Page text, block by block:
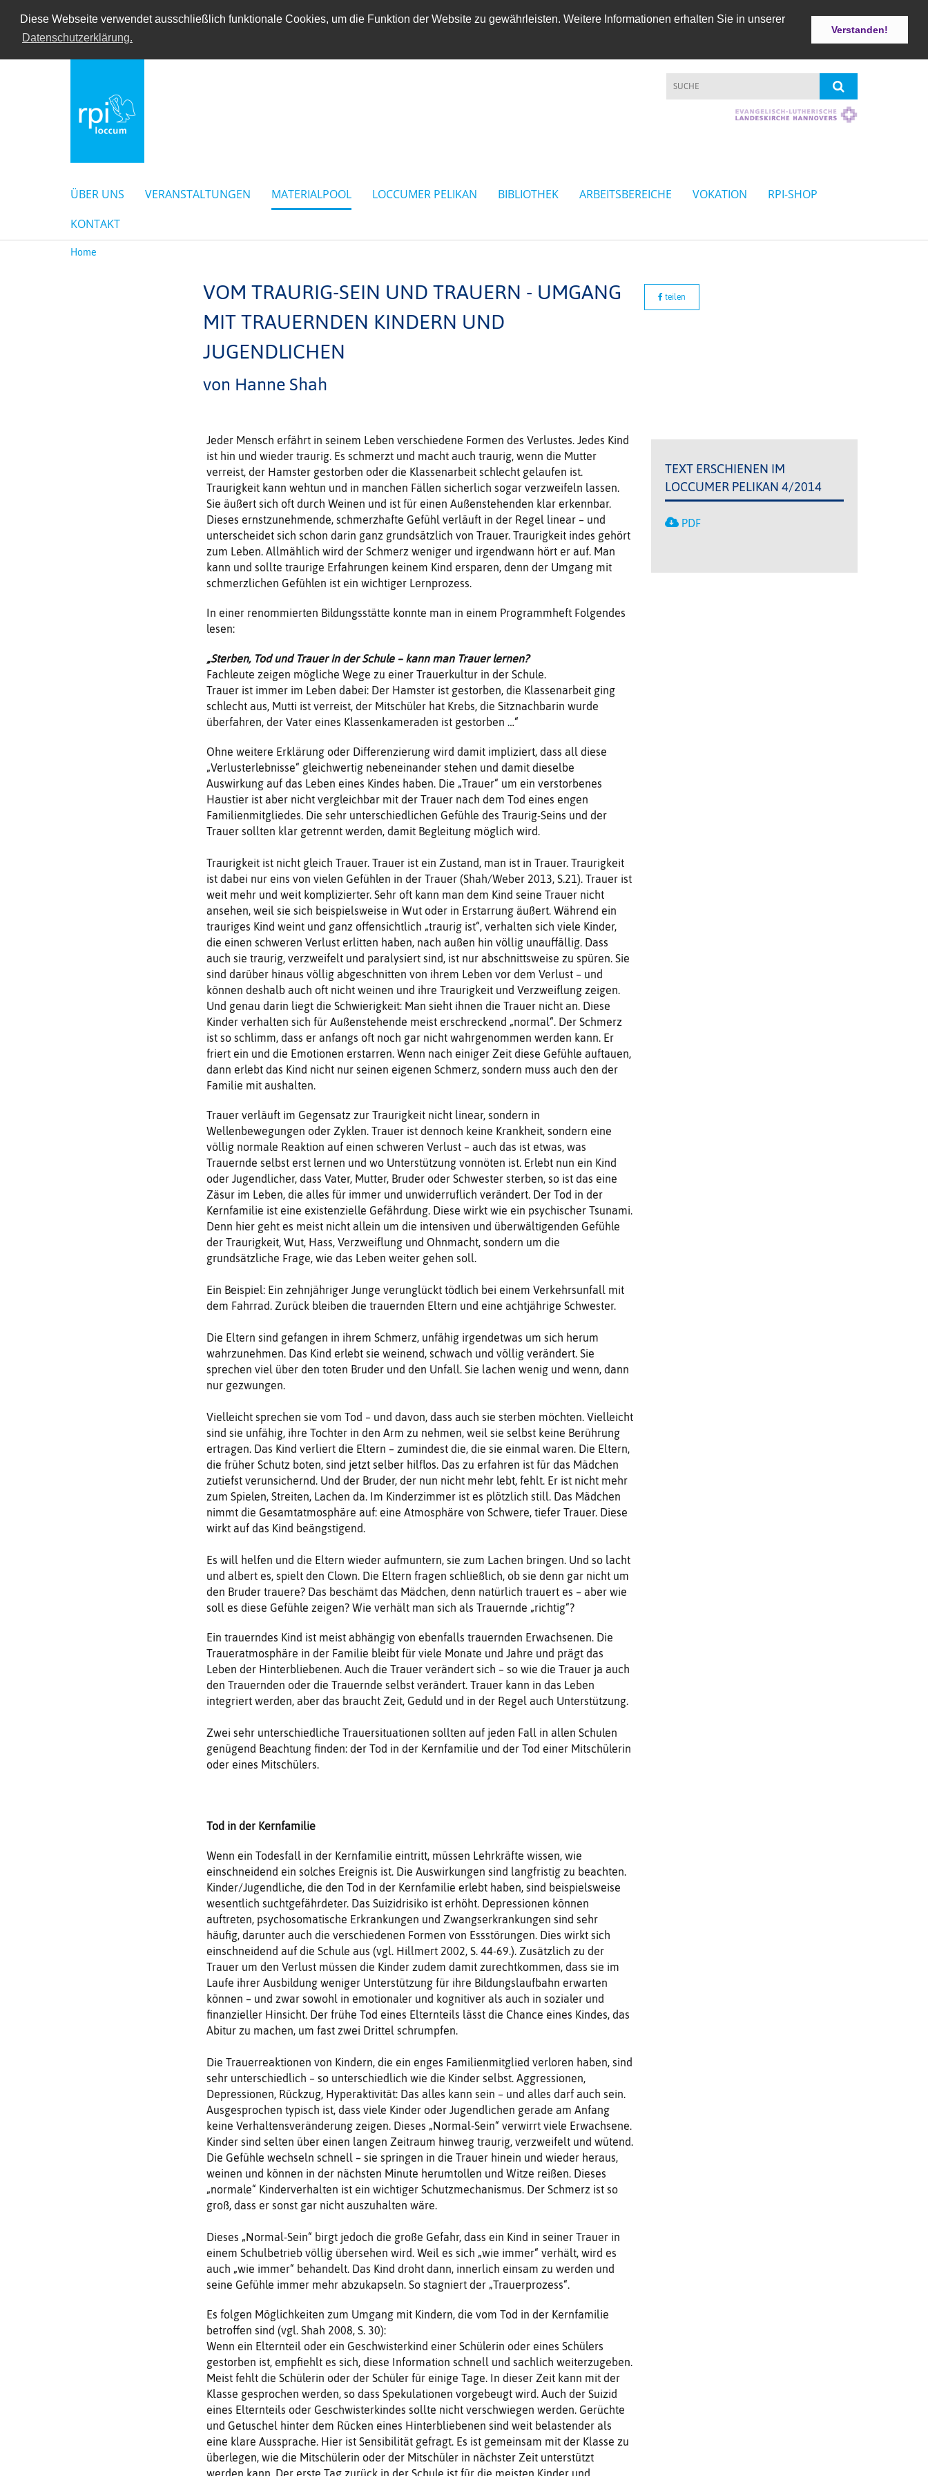
Diese Webseite verwendet ausschließlich funktionale Cookies, um die Funktion der Website zu gewährleisten. Weitere Informationen erhalten Sie in unserer
Datenschutzerklärung.
Verstanden!
ÜBER UNS VERANSTALTUNGEN MATERIALPOOL LOCCUMER PELIKAN BIBLIOTHEK ARBEITSBEREICHE VOKATION
RPI-SHOP
KONTAKT
Home
VOM TRAURIG-SEIN UND TRAUERN - UMGANG
MIT TRAUERNDEN KINDERN UND
JUGENDLICHEN
teilen
von Hanne Shah
Jeder Mensch erfährt in seinem Leben verschiedene Formen des Verlustes. Jedes Kind
ist hin und wieder traurig. Es schmerzt und macht auch traurig, wenn die Mutter
verreist, der Hamster gestorben oder die Klassenarbeit schlecht gelaufen ist.
Traurigkeit kann wehtun und in manchen Fällen sicherlich sogar verzweifeln lassen.
Sie äußert sich oft durch Weinen und ist für einen Außenstehenden klar erkennbar.
Dieses ernstzunehmende, schmerzhafte Gefühl verläuft in der Regel linear – und
unterscheidet sich schon darin ganz grundsätzlich von Trauer. Traurigkeit indes gehört
zum Leben. Allmählich wird der Schmerz weniger und irgendwann hört er auf. Man
kann und sollte traurige Erfahrungen keinem Kind ersparen, denn der Umgang mit
schmerzlichen Gefühlen ist ein wichtiger Lernprozess.
In einer renommierten Bildungsstätte konnte man in einem Programmheft Folgendes
lesen:
„Sterben, Tod und Trauer in der Schule – kann man Trauer lernen?
Fachleute zeigen mögliche Wege zu einer Trauerkultur in der Schule.
Trauer ist immer im Leben dabei: Der Hamster ist gestorben, die Klassenarbeit ging
schlecht aus, Mutti ist verreist, der Mitschüler hat Krebs, die Sitznachbarin wurde
überfahren, der Vater eines Klassenkameraden ist gestorben …“
Ohne weitere Erklärung oder Differenzierung wird damit impliziert, dass all diese
„Verlusterlebnisse“ gleichwertig nebeneinander stehen und damit dieselbe
Auswirkung auf das Leben eines Kindes haben. Die „Trauer“ um ein verstorbenes
Haustier ist aber nicht vergleichbar mit der Trauer nach dem Tod eines engen
Familienmitgliedes. Die sehr unterschiedlichen Gefühle des Traurig-Seins und der
Trauer sollten klar getrennt werden, damit Begleitung möglich wird.
Traurigkeit ist nicht gleich Trauer. Trauer ist ein Zustand, man ist in Trauer. Traurigkeit
ist dabei nur eins von vielen Gefühlen in der Trauer (Shah/Weber 2013, S.21). Trauer ist
weit mehr und weit komplizierter. Sehr oft kann man dem Kind seine Trauer nicht
ansehen, weil sie sich beispielsweise in Wut oder in Erstarrung äußert. Während ein
trauriges Kind weint und ganz offensichtlich „traurig ist“, verhalten sich viele Kinder,
die einen schweren Verlust erlitten haben, nach außen hin völlig unauffällig. Dass
auch sie traurig, verzweifelt und paralysiert sind, ist nur abschnittsweise zu spüren. Sie
sind darüber hinaus völlig abgeschnitten von ihrem Leben vor dem Verlust – und
können deshalb auch oft nicht weinen und ihre Traurigkeit und Verzweiflung zeigen.
Und genau darin liegt die Schwierigkeit: Man sieht ihnen die Trauer nicht an. Diese
Kinder verhalten sich für Außenstehende meist erschreckend „normal“. Der Schmerz
ist so schlimm, dass er anfangs oft noch gar nicht wahrgenommen werden kann. Er
friert ein und die Emotionen erstarren. Wenn nach einiger Zeit diese Gefühle auftauen,
dann erlebt das Kind nicht nur seinen eigenen Schmerz, sondern muss auch den der
Familie mit aushalten.
Trauer verläuft im Gegensatz zur Traurigkeit nicht linear, sondern in
Wellenbewegungen oder Zyklen. Trauer ist dennoch keine Krankheit, sondern eine
völlig normale Reaktion auf einen schweren Verlust – auch das ist etwas, was
Trauernde selbst erst lernen und wo Unterstützung vonnöten ist. Erlebt nun ein Kind
oder Jugendlicher, dass Vater, Mutter, Bruder oder Schwester sterben, so ist das eine
Zäsur im Leben, die alles für immer und unwiderruflich verändert. Der Tod in der
Kernfamilie ist eine existenzielle Gefährdung. Diese wirkt wie ein psychischer Tsunami.
Denn hier geht es meist nicht allein um die intensiven und überwältigenden Gefühle
der Traurigkeit, Wut, Hass, Verzweiflung und Ohnmacht, sondern um die
grundsätzliche Frage, wie das Leben weiter gehen soll.
Ein Beispiel: Ein zehnjähriger Junge verunglückt tödlich bei einem Verkehrsunfall mit
dem Fahrrad. Zurück bleiben die trauernden Eltern und eine achtjährige Schwester.
Die Eltern sind gefangen in ihrem Schmerz, unfähig irgendetwas um sich herum
wahrzunehmen. Das Kind erlebt sie weinend, schwach und völlig verändert. Sie
sprechen viel über den toten Bruder und den Unfall. Sie lachen wenig und wenn, dann
nur gezwungen.
Vielleicht sprechen sie vom Tod – und davon, dass auch sie sterben möchten. Vielleicht
sind sie unfähig, ihre Tochter in den Arm zu nehmen, weil sie selbst keine Berührung
ertragen. Das Kind verliert die Eltern – zumindest die, die sie einmal waren. Die Eltern,
die früher Schutz boten, sind jetzt selber hilflos. Das zu erfahren ist für das Mädchen
zutiefst verunsichernd. Und der Bruder, der nun nicht mehr lebt, fehlt. Er ist nicht mehr
zum Spielen, Streiten, Lachen da. Im Kinderzimmer ist es plötzlich still. Das Mädchen
nimmt die Gesamtatmosphäre auf: eine Atmosphäre von Schwere, tiefer Trauer. Diese
wirkt auf das Kind beängstigend.
Es will helfen und die Eltern wieder aufmuntern, sie zum Lachen bringen. Und so lacht
und albert es, spielt den Clown. Die Eltern fragen schließlich, ob sie denn gar nicht um
den Bruder trauere? Das beschämt das Mädchen, denn natürlich trauert es – aber wie
soll es diese Gefühle zeigen? Wie verhält man sich als Trauernde „richtig“?
Ein trauerndes Kind ist meist abhängig von ebenfalls trauernden Erwachsenen. Die
Traueratmosphäre in der Familie bleibt für viele Monate und Jahre und prägt das
Leben der Hinterbliebenen. Auch die Trauer verändert sich – so wie die Trauer ja auch
den Trauernden oder die Trauernde selbst verändert. Trauer kann in das Leben
integriert werden, aber das braucht Zeit, Geduld und in der Regel auch Unterstützung.
Zwei sehr unterschiedliche Trauersituationen sollten auf jeden Fall in allen Schulen
genügend Beachtung finden: der Tod in der Kernfamilie und der Tod einer Mitschülerin
oder eines Mitschülers.
Tod in der Kernfamilie
Wenn ein Todesfall in der Kernfamilie eintritt, müssen Lehrkräfte wissen, wie
einschneidend ein solches Ereignis ist. Die Auswirkungen sind langfristig zu beachten.
Kinder/Jugendliche, die den Tod in der Kernfamilie erlebt haben, sind beispielsweise
wesentlich suchtgefährdeter. Das Suizidrisiko ist erhöht. Depressionen können
auftreten, psychosomatische Erkrankungen und Zwangserkrankungen sind sehr
häufig, darunter auch die verschiedenen Formen von Essstörungen. Dies wirkt sich
einschneidend auf die Schule aus (vgl. Hillmert 2002, S. 44-69.). Zusätzlich zu der
Trauer um den Verlust müssen die Kinder zudem damit zurechtkommen, dass sie im
Laufe ihrer Ausbildung weniger Unterstützung für ihre Bildungslaufbahn erwarten
können – und zwar sowohl in emotionaler und kognitiver als auch in sozialer und
finanzieller Hinsicht. Der frühe Tod eines Elternteils lässt die Chance eines Kindes, das
Abitur zu machen, um fast zwei Drittel schrumpfen.
Die Trauerreaktionen von Kindern, die ein enges Familienmitglied verloren haben, sind
sehr unterschiedlich – so unterschiedlich wie die Kinder selbst. Aggressionen,
Depressionen, Rückzug, Hyperaktivität: Das alles kann sein – und alles darf auch sein.
Ausgesprochen typisch ist, dass viele Kinder oder Jugendlichen gerade am Anfang
keine Verhaltensveränderung zeigen. Dieses „Normal-Sein“ verwirrt viele Erwachsene.
Kinder sind selten über einen langen Zeitraum hinweg traurig, verzweifelt und wütend.
Die Gefühle wechseln schnell – sie springen in die Trauer hinein und wieder heraus,
weinen und können in der nächsten Minute herumtollen und Witze reißen. Dieses
„normale“ Kinderverhalten ist ein wichtiger Schutzmechanismus. Der Schmerz ist so
groß, dass er sonst gar nicht auszuhalten wäre.
Dieses „Normal-Sein“ birgt jedoch die große Gefahr, dass ein Kind in seiner Trauer in
einem Schulbetrieb völlig übersehen wird. Weil es sich „wie immer“ verhält, wird es
auch „wie immer“ behandelt. Das Kind droht dann, innerlich einsam zu werden und
seine Gefühle immer mehr abzukapseln. So stagniert der „Trauerprozess“.
Es folgen Möglichkeiten zum Umgang mit Kindern, die vom Tod in der Kernfamilie
betroffen sind (vgl. Shah 2008, S. 30):
Wenn ein Elternteil oder ein Geschwisterkind einer Schülerin oder eines Schülers
gestorben ist, empfiehlt es sich, diese Information schnell und sachlich weiterzugeben.
Meist fehlt die Schülerin oder der Schüler für einige Tage. In dieser Zeit kann mit der
Klasse gesprochen werden, so dass Spekulationen vorgebeugt wird. Auch der Suizid
eines Elternteils oder Geschwisterkindes sollte nicht verschwiegen werden. Gerüchte
und Getuschel hinter dem Rücken eines Hinterbliebenen sind weit belastender als
eine klare Aussprache. Hier ist Sensibilität gefragt. Es ist gemeinsam mit der Klasse zu
überlegen, wie die Mitschülerin oder der Mitschüler in nächster Zeit unterstützt
werden kann. Der erste Tag zurück in der Schule ist für die meisten Kinder und
TEXT ERSCHIENEN IM
LOCCUMER PELIKAN 4/2014
PDF